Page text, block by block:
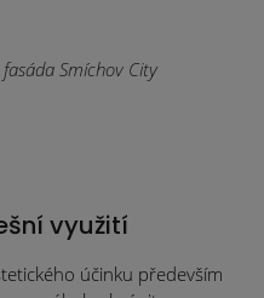
využití
účinku především